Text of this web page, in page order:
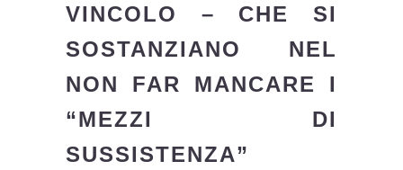
VINCOLO – CHE SI
SOSTANZIANO NEL
NON FAR MANCARE I
“MEZZI DI
SUSSISTENZA”